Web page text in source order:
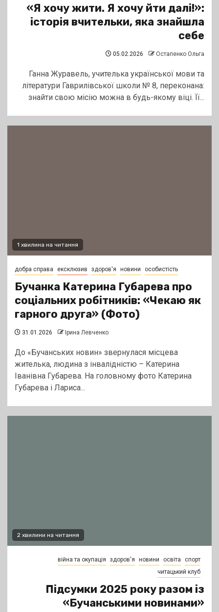
«Я хочу жити. Я хочу йти далі!»:
історія вчительки, яка знайшла
себе
05.02.2026 Остапенко Ольга
Ганна Журавель, учителька української мови та
літератури Гаврилівської школи № 8, переконана:
знайти свою місію можна в будь-якому віці. Її...
1 хвилина на читання
добра справа ексклюзив здоров'я новини особистість
Бучанка Катерина Губарева про
соціальних робітників: «Чекаю як
гарного друга» (Фото)
31.01.2026 Ірина Левченко
До «Бучанських новин» звернулася місцева
жителька, людина з інвалідністю – Катерина
Іванівна Губарева. На головному фото Катерина
Губарева і Лариса...
2 хвилини на читання
війна та окупація здоров'я новини освіта
спорт
читацький клуб
Підсумки 2025 року разом із
«Бучанськими новинами»